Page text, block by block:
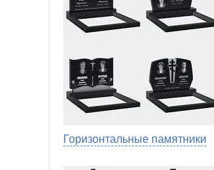
Горизонтальные памятники